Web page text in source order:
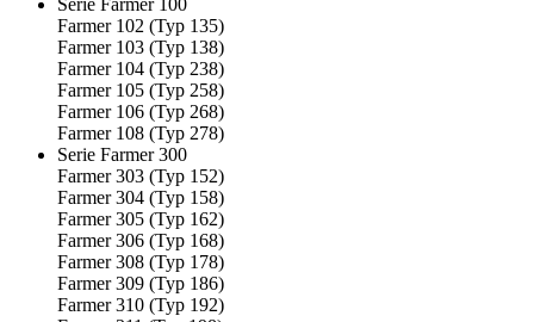
Farmer 102 (Typ 135)
Farmer 103 (Typ 138)
Farmer 104 (Typ 238)
Farmer 105 (Typ 258)
Farmer 106 (Typ 268)
Farmer 108 (Typ 278)
Serie Farmer 300
Farmer 303 (Typ 152)
Farmer 304 (Typ 158)
Farmer 305 (Typ 162)
Farmer 306 (Typ 168)
Farmer 308 (Typ 178)
Farmer 309 (Typ 186)
Farmer 310 (Typ 192)